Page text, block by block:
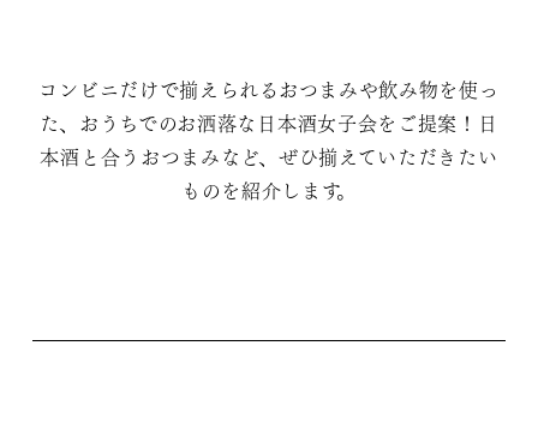
コンビニだけで揃えられるおつまみや飲み物を使っ
た、おうちでのお洒落な日本酒女子会をご提案！日
本酒と合うおつまみなど、ぜひ揃えていただきたい
ものを紹介します。